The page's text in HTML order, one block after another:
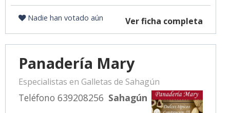
Nadie han votado aún Ver ficha completa
Panadería Mary
Especialistas en Galletas de Sahagún
Teléfono 639208256 Sahagún